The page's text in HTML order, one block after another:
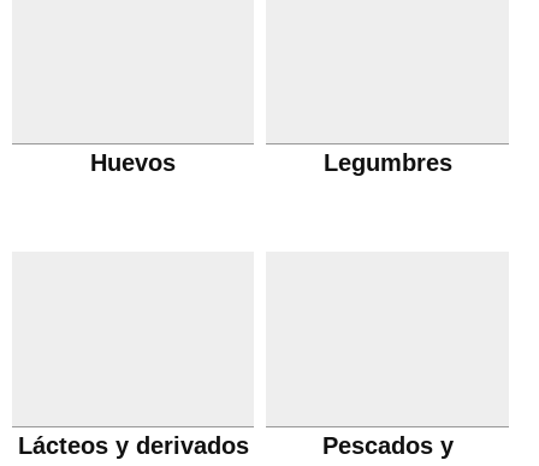
Huevos Legumbres
Lácteos y derivados
Pescados y